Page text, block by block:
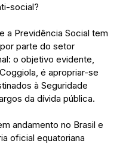
social?
a Previdência Social tem
parte do setor
o objetivo evidente,
é apropriar-se
à Seguridade
da dívida pública.
andamento no Brasil e
oficial equatoriana